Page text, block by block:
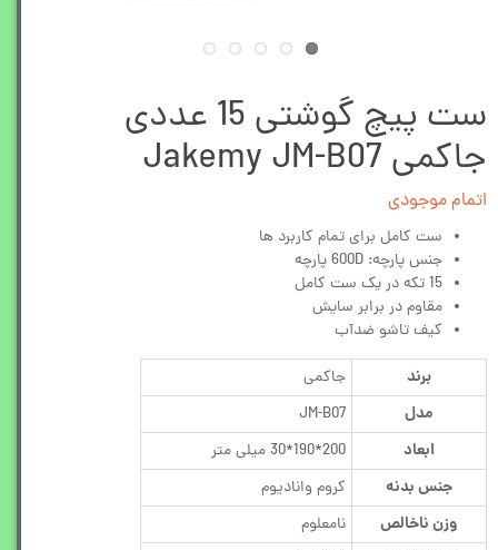
ست پیچ گوشتی 15 عددی
جاکمی Jakemy JM-B07
اتمام موجودی
ست کامل برای تمام کاربرد ها
جنس پارچه: 600D پارچه
15 تکه در یک ست کامل
مقاوم در برابر سایش
کیف تاشو ضدآب
برند جاکمی
مدل JM-B07
ابعاد 200*190*30 میلی متر
جنس بدنه کروم وانادیوم
وزن ناخالص نامعلوم